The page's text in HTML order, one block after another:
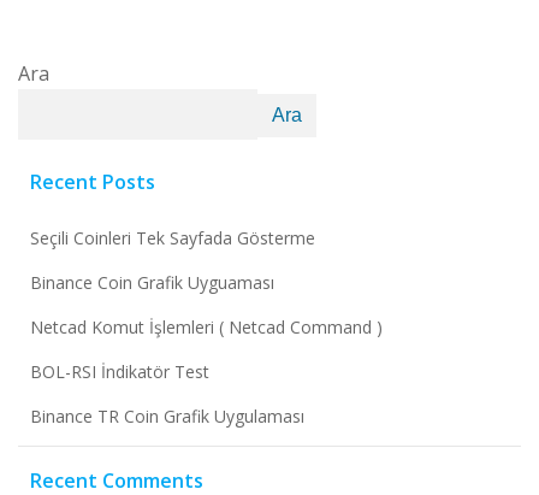
Ara
Ara
Recent Posts
Seçili Coinleri Tek Sayfada Gösterme
Binance Coin Grafik Uyguaması
Netcad Komut İşlemleri ( Netcad Command )
BOL-RSI İndikatör Test
Binance TR Coin Grafik Uygulaması
Recent Comments